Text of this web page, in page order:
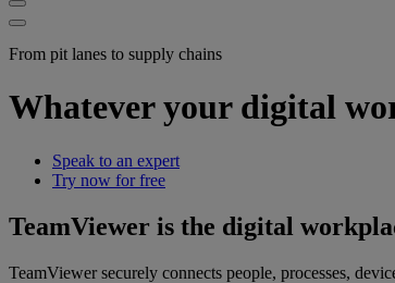
From pit lanes to supply chains
Whatever your digital
Speak to an expert
Try now for free
TeamViewer is the digital
TeamViewer securely connects people, processes,